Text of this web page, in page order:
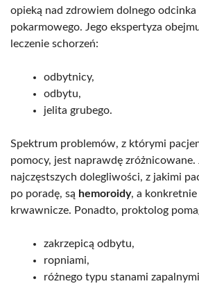
opieką nad zdrowiem dolnego odcinka
pokarmowego. Jego ekspertyza
leczenie schorzeń:
odbytnicy,
odbytu,
jelita grubego.
Spektrum problemów, z którymi
pomocy, jest naprawdę zróżnicowane.
najczęstszych dolegliwości, z jakimi
po poradę, są hemoroidy, a
krwawnicze. Ponadto, proktolog
zakrzepicą odbytu,
ropniami,
różnego typu stanami